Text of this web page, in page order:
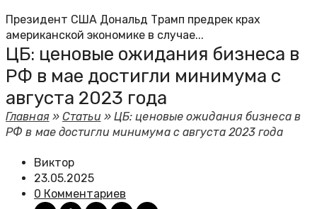
Президент США Дональд Трамп предрек крах
американской экономике в случае...
ЦБ: ценовые ожидания бизнеса в
РФ в мае достигли минимума с
августа 2023 года
Главная»Статьи » ЦБ: ценовые ожидания бизнеса в
РФ в мае достигли минимума с августа 2023 года
Виктор
23.05.2025
0 Комментариев